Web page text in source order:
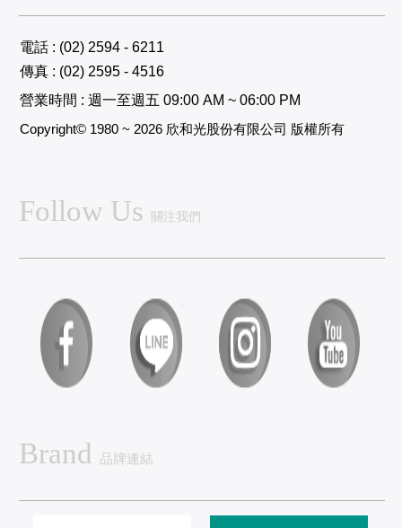
電話 : (02) 2594 - 6211
傳真 : (02) 2595 - 4516
營業時間 : 週一至週五 09:00 AM ~ 06:00 PM
Copyright© 1980 ~ 2026 欣和光股份有限公司 版權所有
Follow Us 關注我們
Brand 品牌連結